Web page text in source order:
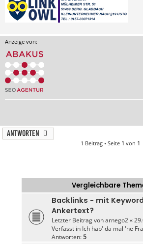
Anzeige von:
Antworten
1 Beitrag • Seite 1 von 1
Vergleichbare
Backlinks - mit
Ankertext?
Letzter Beitrag vonarnego2«
Verfasst in Ich hab' da mal 'ne
Antworten:5